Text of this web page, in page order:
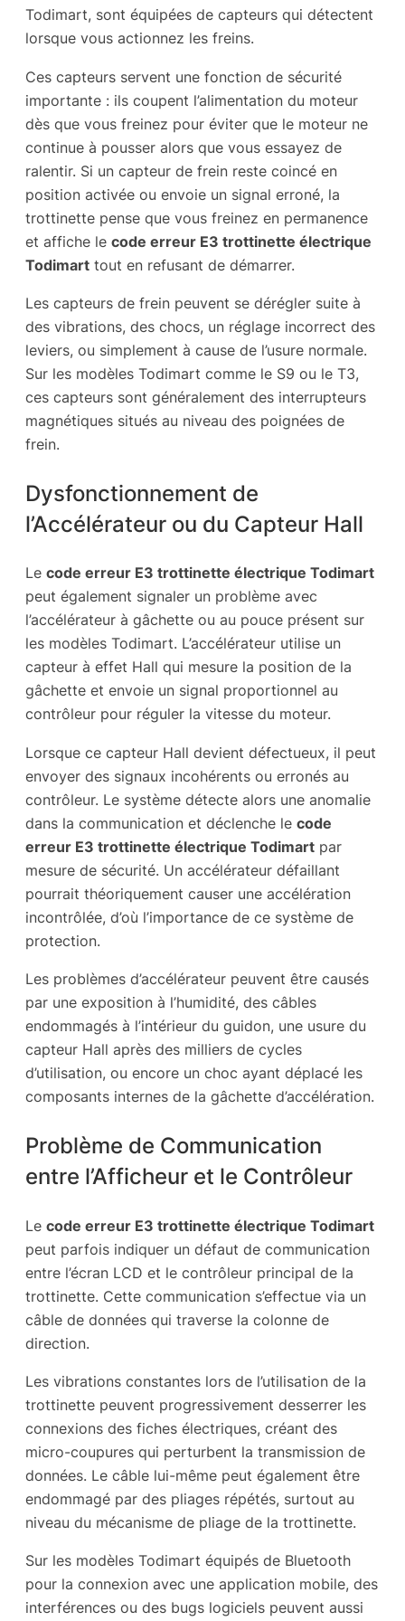
Todimart, sont équipées de capteurs qui détectent
lorsque vous actionnez les freins.
Ces capteurs servent une fonction de sécurité
importante : ils coupent l’alimentation du moteur
dès que vous freinez pour éviter que le moteur ne
continue à pousser alors que vous essayez de
ralentir. Si un capteur de frein reste coincé en
position activée ou envoie un signal erroné, la
trottinette pense que vous freinez en permanence
et affiche le code erreur E3 trottinette électrique
Todimart tout en refusant de démarrer.
Les capteurs de frein peuvent se dérégler suite à
des vibrations, des chocs, un réglage incorrect des
leviers, ou simplement à cause de l’usure normale.
Sur les modèles Todimart comme le S9 ou le T3,
ces capteurs sont généralement des interrupteurs
magnétiques situés au niveau des poignées de
frein.
Dysfonctionnement de
l’Accélérateur ou du Capteur Hall
Le code erreur E3 trottinette électrique Todimart
peut également signaler un problème avec
l’accélérateur à gâchette ou au pouce présent sur
les modèles Todimart. L’accélérateur utilise un
capteur à effet Hall qui mesure la position de la
gâchette et envoie un signal proportionnel au
contrôleur pour réguler la vitesse du moteur.
Lorsque ce capteur Hall devient défectueux, il peut
envoyer des signaux incohérents ou erronés au
contrôleur. Le système détecte alors une anomalie
dans la communication et déclenche le code
erreur E3 trottinette électrique Todimart par
mesure de sécurité. Un accélérateur défaillant
pourrait théoriquement causer une accélération
incontrôlée, d’où l’importance de ce système de
protection.
Les problèmes d’accélérateur peuvent être causés
par une exposition à l’humidité, des câbles
endommagés à l’intérieur du guidon, une usure du
capteur Hall après des milliers de cycles
d’utilisation, ou encore un choc ayant déplacé les
composants internes de la gâchette d’accélération.
Problème de Communication
entre l’Afficheur et le Contrôleur
Le code erreur E3 trottinette électrique Todimart
peut parfois indiquer un défaut de communication
entre l’écran LCD et le contrôleur principal de la
trottinette. Cette communication s’effectue via un
câble de données qui traverse la colonne de
direction.
Les vibrations constantes lors de l’utilisation de la
trottinette peuvent progressivement desserrer les
connexions des fiches électriques, créant des
micro-coupures qui perturbent la transmission de
données. Le câble lui-même peut également être
endommagé par des pliages répétés, surtout au
niveau du mécanisme de pliage de la trottinette.
Sur les modèles Todimart équipés de Bluetooth
pour la connexion avec une application mobile, des
interférences ou des bugs logiciels peuvent aussi